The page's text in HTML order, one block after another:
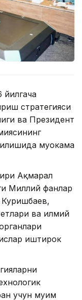
йилгача
стратегияси
ва Президент
муҳокама
Ақмарал
Миллий фанлар
ва илмий
иштирок
учун муҳим